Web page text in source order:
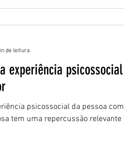
experiência psicossocial
psicossocial da pessoa com
tem uma repercussão relevante
de leitura